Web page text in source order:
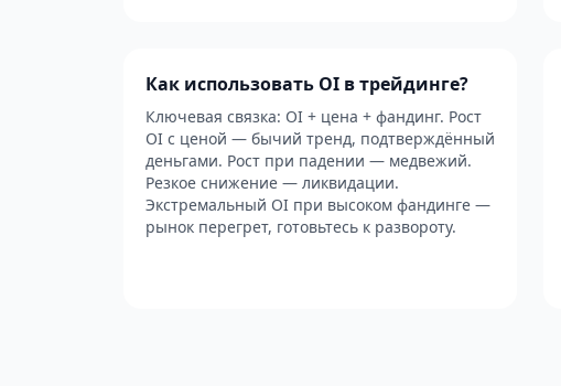
Как использовать OI в трейдинге?
Ключевая связка: OI + цена + фандинг. Рост
OI с ценой — бычий тренд, подтверждённый
деньгами. Рост при падении — медвежий.
Резкое снижение — ликвидации.
Экстремальный OI при высоком фандинге —
рынок перегрет, готовьтесь к развороту.